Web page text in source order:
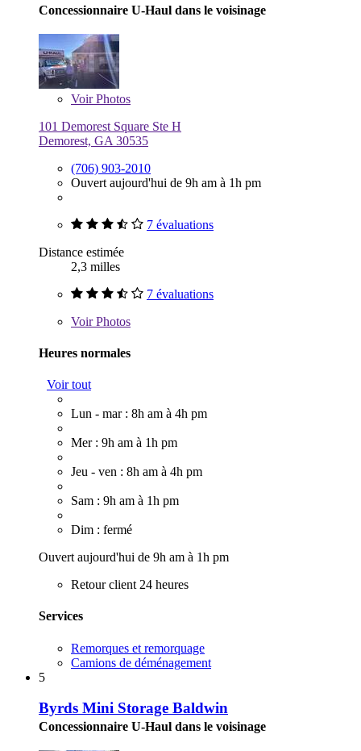
Concessionnaire U-Haul dans le voisinage
VoirPhotos
101 Demorest Square Ste H
Demorest, GA 30535
(706) 903-2010
Ouvert aujourd'hui de 9h am à 1h pm
7 évaluations
Distance estimée
2,3 milles
7 évaluations
VoirPhotos
Heures normales
Voir tout
Lun - mar : 8h am à 4h pm
Mer : 9h am à 1h pm
Jeu - ven : 8h am à 4h pm
Sam : 9h am à 1h pm
Dim : fermé
Ouvert aujourd'hui de 9h am à 1h pm
Retour client 24 heures
Services
Remorques et remorquage
Camions de déménagement
5
Byrds Mini Storage Baldwin
Concessionnaire U-Haul dans le voisinage